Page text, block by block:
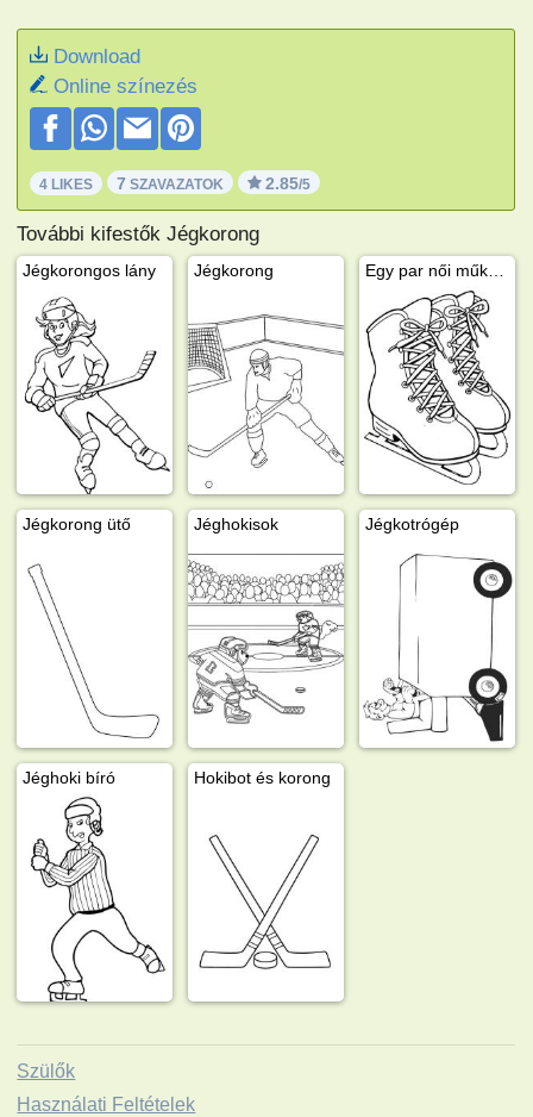
Download
Online színezés
4 LIKES 7 SZAVAZATOK 2.85/5
További kifestők Jégkorong
Jégkorongos lány Jégkorong
Jégkorong ütő Jéghokisok Jégkotrógép
Jéghoki bíró Hokibot és korong
Szülők
Használati Feltételek